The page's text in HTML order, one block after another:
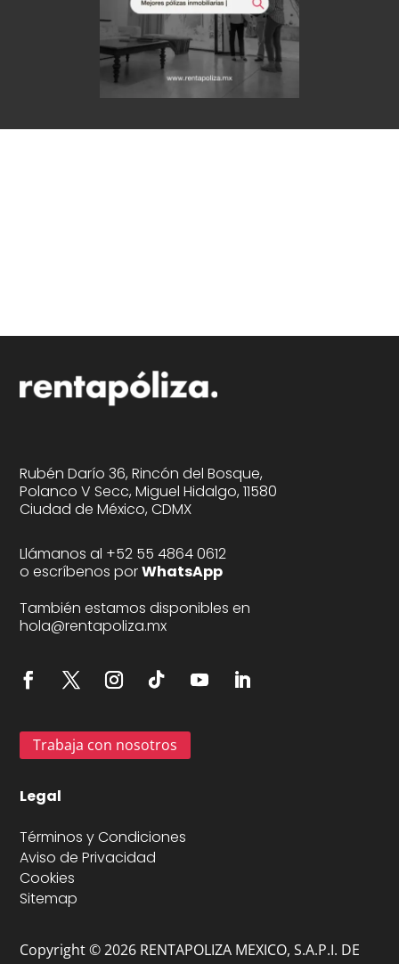
Rubén Darío 36, Rincón del Bosque,
Polanco V Secc, Miguel Hidalgo, 11580
Ciudad de México, CDMX
Llámanos al +52 55 4864 0612
o escríbenos porWhatsApp
También estamos disponibles en
hola@rentapoliza.mx
Trabaja con nosotros
Legal
Términos y Condiciones
Aviso de Privacidad
Cookies
Sitemap
Copyright © 2026 RENTAPOLIZA MEXICO, S.A.P.I. DE